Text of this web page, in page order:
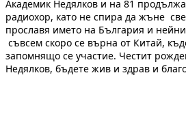
Академик Недялков и на 81
радиохор, като не спира да жъне
прославя името на България и
съвсем скоро се върна от Китай,
запомнящо се участие. Честит
Недялков, бъдете жив и здрав и